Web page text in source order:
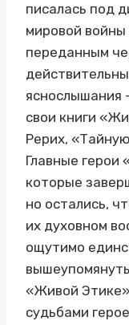
писалась под
мировой войны
переданным
яснослышания
свои книги
Рерих,
Главные герои
которые
но остались,
их духовном
ощутимо
«Живой
судьбами